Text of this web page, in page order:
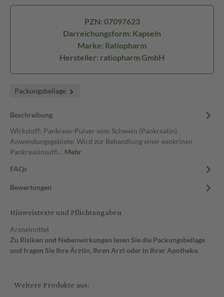
PZN: 07097623
Darreichungsform: Kapseln
Marke: Ratiopharm
Hersteller: ratiopharm GmbH
Packungsbeilage
Beschreibung
Wirkstoff: Pankreas-Pulver vom Schwein (Pankreatin).
Anwendungsgebiete: Wird zur Behandlung einer exokrinen
Pankreasinsuffi… Mehr
FAQs
Bewertungen
Hinweistexte und Pflichtangaben
Arzneimittel
Zu Risiken und Nebenwirkungen lesen Sie die Packungsbeilage
und fragen Sie Ihre Ärztin, Ihren Arzt oder in Ihrer Apotheke.
Weitere Produkte aus: